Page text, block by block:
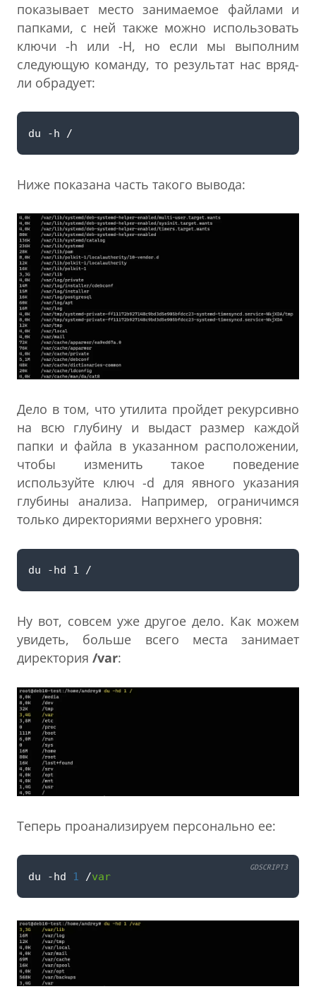
показывает место занимаемое файлами и
папками, с ней также можно использовать
ключи -h или -H, но если мы выполним
следующую команду, то результат нас вряд-
ли обрадует:
Ниже показана часть такого вывода:
Дело в том, что утилита пройдет рекурсивно
на всю глубину и выдаст размер каждой
папки и файла в указанном расположении,
чтобы изменить такое поведение
используйте ключ -d для явного указания
глубины анализа. Например, ограничимся
только директориями верхнего уровня:
Ну вот, совсем уже другое дело. Как можем
увидеть, больше всего места занимает
директория /var:
Теперь проанализируем персонально ее:
du -hd 1 /var
GDSCRIPT3